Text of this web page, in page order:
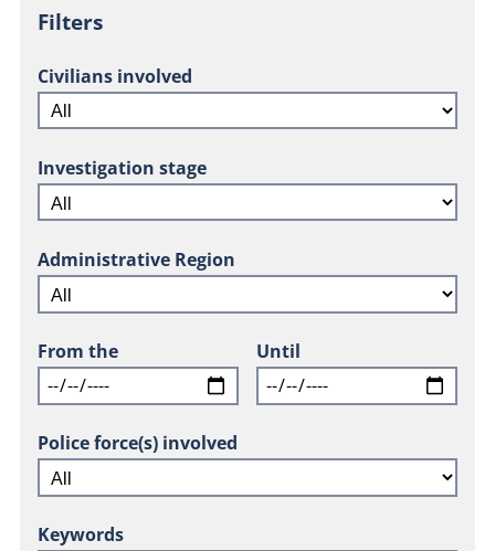
Filters
Civilians involved
Investigation stage
Administrative Region
From the Until
Police force(s) involved
Keywords